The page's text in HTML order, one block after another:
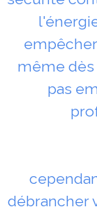
même dès
pas
débrancher